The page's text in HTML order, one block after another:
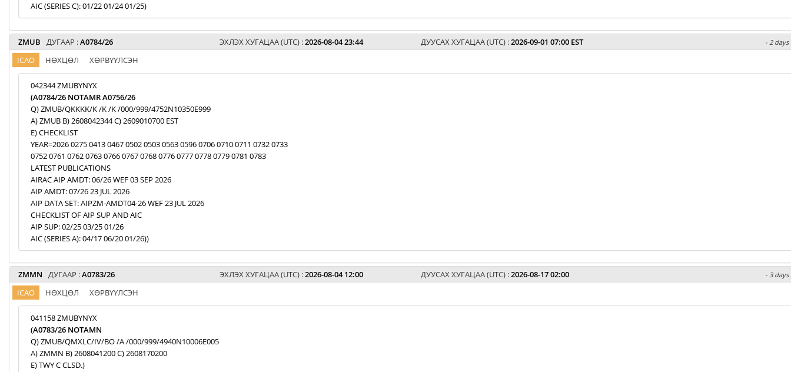
AIC (SERIES C): 01/22 01/24 01/25)
ZMUB ДУГААР :A0784/26 ЭХЛЭХ ХУГАЦАА (UTC) :2026-08-04 23:44 ДУУСАХ ХУГАЦАА (UTC) :2026-09-01 07:00 EST - 2 days
ICAO НӨХЦӨЛ ХӨРВҮҮЛСЭН
042344 ZMUBYNYX
(A0784/26 NOTAMR A0756/26
Q) ZMUB/QKKKK/K /K /K /000/999/4752N10350E999
A) ZMUB B) 2608042344 C) 2609010700 EST
E) CHECKLIST
YEAR=2026 0275 0413 0467 0502 0503 0563 0596 0706 0710 0711 0732 0733
0752 0761 0762 0763 0766 0767 0768 0776 0777 0778 0779 0781 0783
LATEST PUBLICATIONS
AIRAC AIP AMDT: 06/26 WEF 03 SEP 2026
AIP AMDT: 07/26 23 JUL 2026
AIP DATA SET: AIPZM-AMDT04-26 WEF 23 JUL 2026
CHECKLIST OF AIP SUP AND AIC
AIP SUP: 02/25 03/25 01/26
AIC (SERIES A): 04/17 06/20 01/26))
ZMMN ДУГААР :A0783/26 ЭХЛЭХ ХУГАЦАА (UTC) :2026-08-04 12:00 ДУУСАХ ХУГАЦАА (UTC) :2026-08-17 02:00 - 3 days
ICAO НӨХЦӨЛ ХӨРВҮҮЛСЭН
041158 ZMUBYNYX
(A0783/26 NOTAMN
Q) ZMUB/QMXLC/IV/BO /A /000/999/4940N10006E005
A) ZMMN B) 2608041200 C) 2608170200
E) TWY C CLSD.)